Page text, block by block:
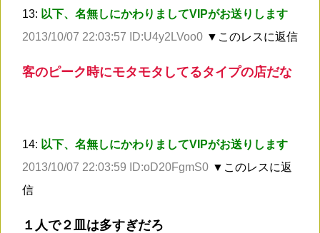
13: 以下、名無しにかわりましてVIPがお送りします
2013/10/07 22:03:57 ID:U4y2LVoo0 ▼このレスに返信
客のピーク時にモタモタしてるタイプの店だな
14: 以下、名無しにかわりましてVIPがお送りします
2013/10/07 22:03:59 ID:oD20FgmS0 ▼このレスに返
信
１人で２皿は多すぎだろ